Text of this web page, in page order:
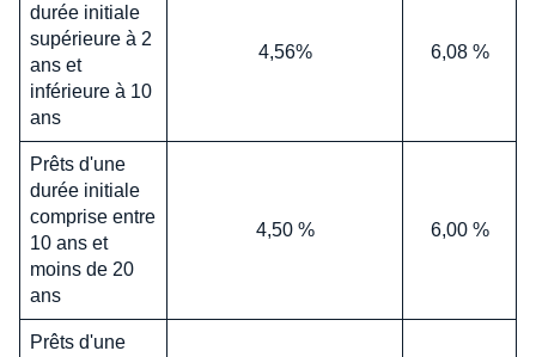
durée initiale
supérieure à 2
ans et
inférieure à 10
ans
4,56% 6,08 %
Prêts d'une
durée initiale
comprise entre
10 ans et
moins de 20
ans
4,50 % 6,00 %
Prêts d'une